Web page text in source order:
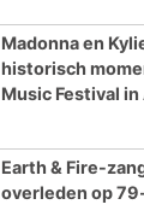
Madonna en
historisch
Music Festival in
Earth & Fire-
overleden op